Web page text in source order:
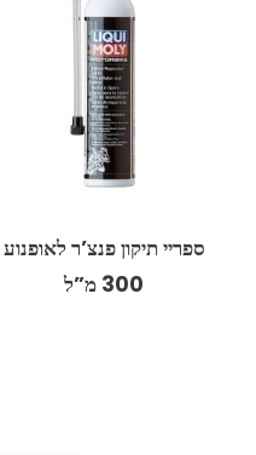
ספריי תיקון פנצ’ר לאופנוע
300 מ”ל